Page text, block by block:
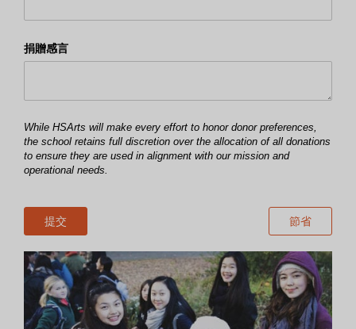
捐贈感言
While HSArts will make every effort to honor donor preferences,
the school retains full discretion over the allocation of all donations
to ensure they are used in alignment with our mission and
operational needs.
提交 節省